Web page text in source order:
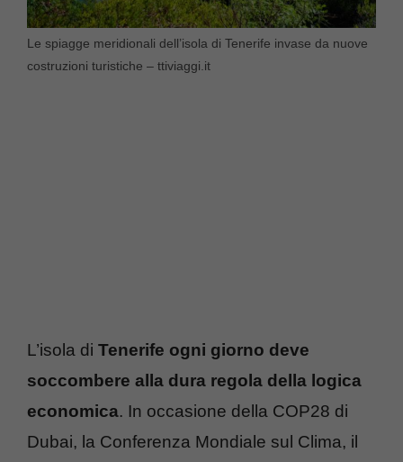
Le spiagge meridionali dell’isola di Tenerife invase da nuove
costruzioni turistiche – ttiviaggi.it
L’isola di Tenerife ogni giorno deve
soccombere alla dura regola della logica
economica. In occasione della COP28 di
Dubai, la Conferenza Mondiale sul Clima, il